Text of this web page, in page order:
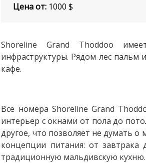
Цена от: 1000 $
Shoreline Grand Thoddoo
инфраструктуры. Рядом лес пальм
кафе.
Все номера Shoreline Grand
интерьер с окнами от пола до
другое, что позволяет не думать
концепции питания: от
традиционную мальдивскую кухню.